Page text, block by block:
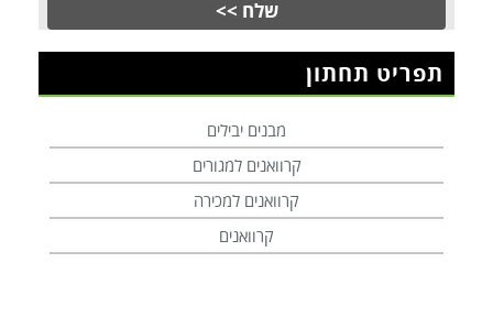
תפריט תחתון
מבנים יבילים
קרוואנים למגורים
קרוואנים למכירה
קרוואנים